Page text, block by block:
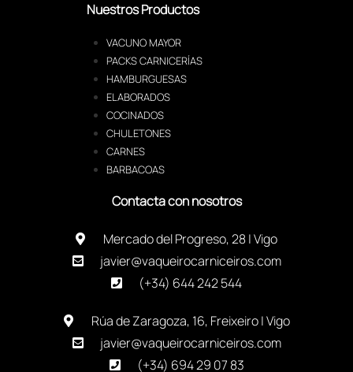
Nuestros Productos
VACUNO MAYOR
PACKS CARNICERÍAS
HAMBURGUESAS
ELABORADOS
COCINADOS
CHULETONES
CARNES
BARBACOAS
Contacta con nosotros
Mercado del Progreso, 28 | Vigo
javier@vaqueirocarniceiros.com
(+34) 644 242 544
Rúa de Zaragoza, 16, Freixeiro | Vigo
javier@vaqueirocarniceiros.com
(+34) 694 29 07 83